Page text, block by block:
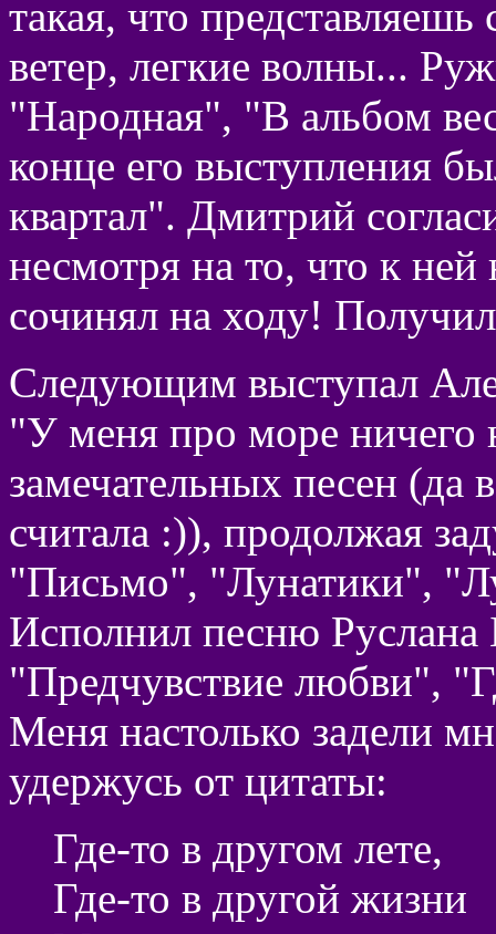
такая, что
ветер, легкие волны...
"Народная", "В альбом
конце его выступления
квартал". Дмитрий
несмотря на то, что к
сочинял на ходу!
Следующим выступал
"У меня про море
замечательных песен (да
считала :)), продолжая
"Письмо", "Лунатики",
Исполнил песню
"Предчувствие любви",
Меня настолько задели
удержусь от цитаты:
Где-то в другом лете,
Где-то в другой жизни